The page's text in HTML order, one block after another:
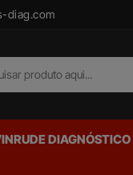
diag.com
DIAGNÓSTICO